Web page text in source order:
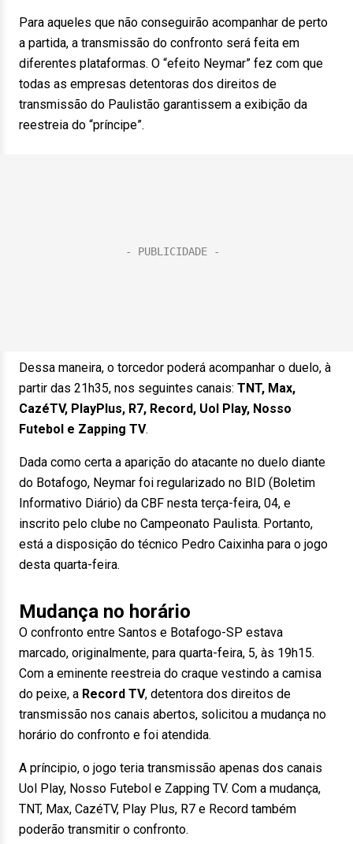
Para aqueles que não conseguirão acompanhar de perto
a partida, a transmissão do confronto será feita em
diferentes plataformas. O “efeito Neymar” fez com que
todas as empresas detentoras dos direitos de
transmissão do Paulistão garantissem a exibição da
reestreia do “príncipe”.
Dessa maneira, o torcedor poderá acompanhar o duelo, à
partir das 21h35, nos seguintes canais: TNT, Max,
CazéTV, PlayPlus, R7, Record, Uol Play, Nosso
Futebol e Zapping TV.
Dada como certa a aparição do atacante no duelo diante
do Botafogo, Neymar foi regularizado no BID (Boletim
Informativo Diário) da CBF nesta terça-feira, 04, e
inscrito pelo clube no Campeonato Paulista. Portanto,
está a disposição do técnico Pedro Caixinha para o jogo
desta quarta-feira.
Mudança no horário
O confronto entre Santos e Botafogo-SP estava
marcado, originalmente, para quarta-feira, 5, às 19h15.
Com a eminente reestreia do craque vestindo a camisa
do peixe, a Record TV, detentora dos direitos de
transmissão nos canais abertos, solicitou a mudança no
horário do confronto e foi atendida.
A príncipio, o jogo teria transmissão apenas dos canais
Uol Play, Nosso Futebol e Zapping TV. Com a mudança,
TNT, Max, CazéTV, Play Plus, R7 e Record também
poderão transmitir o confronto.